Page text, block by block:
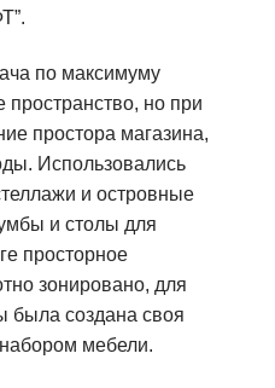
по максимуму
пространство, но при
простора магазина,
Использовались
и островные
и столы для
просторное
зонировано, для
была создана своя
мебели.